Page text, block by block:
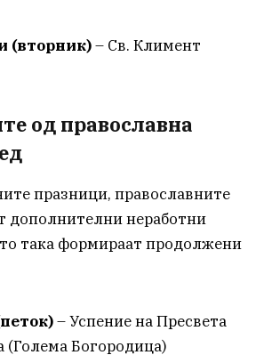
(вторник)– Св. Климент
од православна
празници, православните
дополнителни неработни
така формираат продолжени
– Успение на Пресвета
(Голема Богородица)